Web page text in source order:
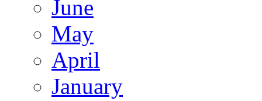
June
May
April
January